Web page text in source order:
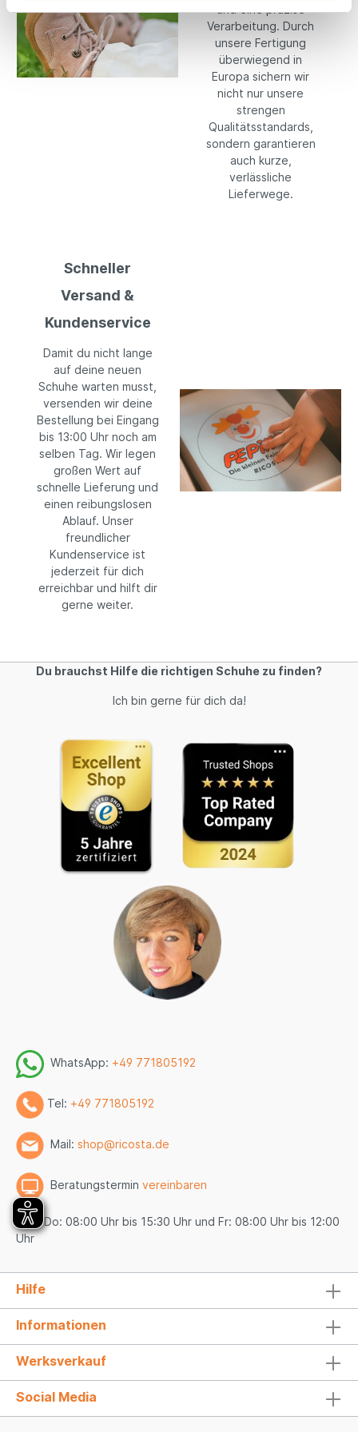
und eine präzise
Verarbeitung. Durch
unsere Fertigung
überwiegend in
Europa sichern wir
nicht nur unsere
strengen
Qualitätsstandards,
sondern garantieren
auch kurze,
verlässliche
Lieferwege.
Schneller
Versand &
Kundenservice
Damit du nicht lange
auf deine neuen
Schuhe warten musst,
versenden wir deine
Bestellung bei Eingang
bis 13:00 Uhr noch am
selben Tag. Wir legen
großen Wert auf
schnelle Lieferung und
einen reibungslosen
Ablauf. Unser
freundlicher
Kundenservice ist
jederzeit für dich
erreichbar und hilft dir
gerne weiter.
Du brauchst Hilfe die richtigen Schuhe zu finden?
Ich bin gerne für dich da!
WhatsApp: +49 771805192
Tel: +49 771805192
Mail: shop@ricosta.de
Beratungstermin vereinbaren
Mo - Do: 08:00 Uhr bis 15:30 Uhr und Fr: 08:00 Uhr bis 12:00
Uhr
Hilfe
Informationen
Werksverkauf
Social Media